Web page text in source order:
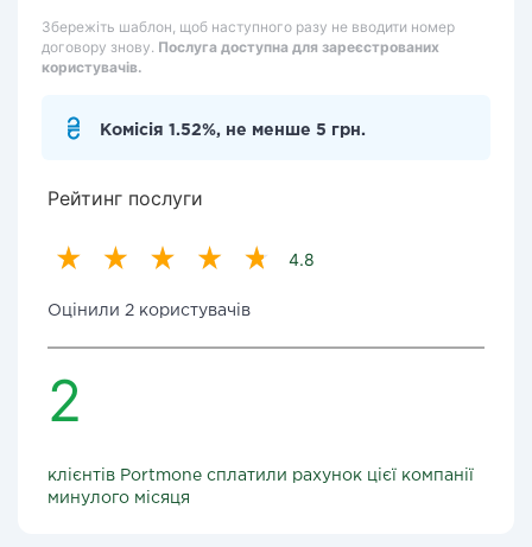
Збережіть шаблон, щоб наступного разу не вводити номер
договору знову. Послуга доступна для зареєстрованих
користувачів.
Комісія 1.52%, не менше 5 грн.
Рейтинг послуги
4.8
Оцінили 2 користувачів
2
клієнтів Portmone сплатили рахунок цієї компанії
минулого місяця